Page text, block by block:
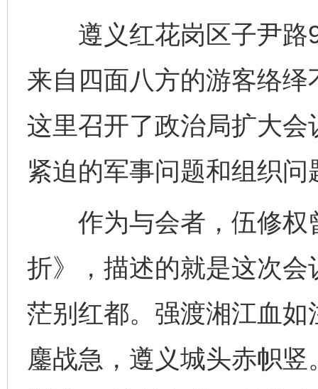
遵义红花岗区子尹路
来自四面八方的游客络
这里召开了政治局扩大
紧迫的军事问题和组织问
作为与会者，伍修权
折》，描述的就是这次会
茫别红都。强渡湘江血
鏖战急，遵义城头赤帜